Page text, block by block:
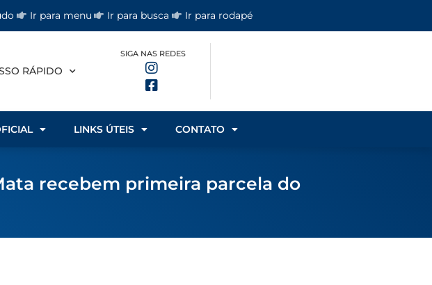
Ir para menu Ir para busca Ir para rodapé
RÁPIDO
SIGA NAS REDES
LINKS ÚTEIS CONTATO
recebem primeira parcela do